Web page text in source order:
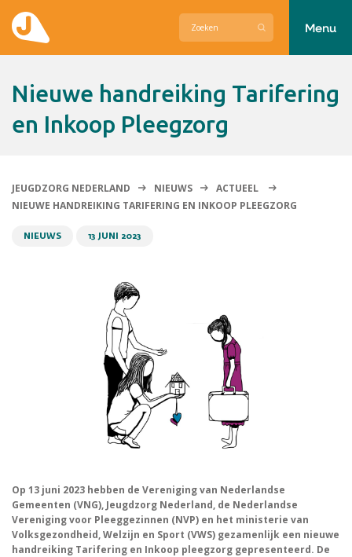
Contact
Menu
Nieuwe handreiking Tarifering
en Inkoop Pleegzorg
JEUGDZORG NEDERLAND NIEUWS
ACTUEEL
NIEUWE HANDREIKING TARIFERING EN INKOOP PLEEGZORG
NIEUWS 13 JUNI 2023
Op 13 juni 2023 hebben de Vereniging van Nederlandse
Gemeenten (VNG), Jeugdzorg Nederland, de Nederlandse
Vereniging voor Pleeggezinnen (NVP) en het ministerie van
Volksgezondheid, Welzijn en Sport (VWS) gezamenlijk een nieuwe
handreiking Tarifering en Inkoop pleegzorg gepresenteerd. De